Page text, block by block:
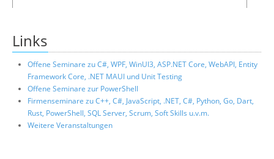
Links
Offene Seminare zu C#, WPF, WinUI3, ASP.NET Core, WebAPI, Entity
Framework Core, .NET MAUI und Unit Testing
Offene Seminare zur PowerShell
Firmenseminare zu C++, C#, JavaScript, .NET, C#, Python, Go, Dart,
Rust, PowerShell, SQL Server, Scrum, Soft Skills u.v.m.
Weitere Veranstaltungen